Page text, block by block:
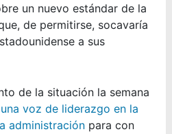
un nuevo estándar de la
de permitirse, socavaría
a sus
de la situación la semana
voz de liderazgo en la
administraciónpara con